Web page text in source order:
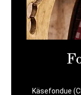
Käsefondue